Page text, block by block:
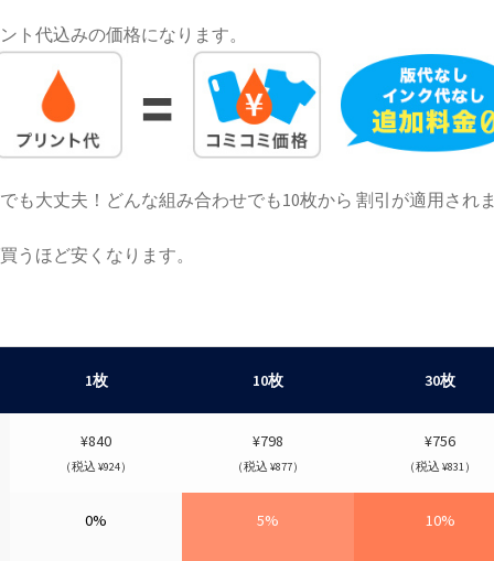
ト代込みの価格になります。
も大丈夫！どんな組み合わせでも10枚から 割引が適用されま
うほど安くなります。
1枚 10枚 30枚
¥840
（税込 ¥924）
¥798
（税込 ¥877）
¥756
（税込 ¥831）
0% 5% 10%